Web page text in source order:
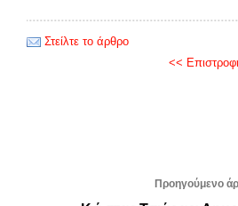
Στείλτε το άρθρο
<<
Προηγούμενο